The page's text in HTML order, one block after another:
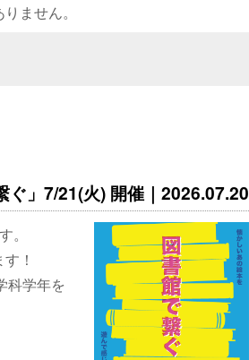
ません。
ぐ」7/21(火) 開催｜2026.07.20
。
！
科学年を